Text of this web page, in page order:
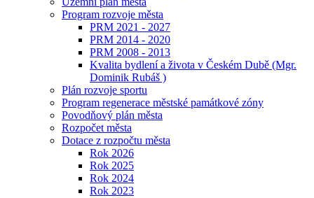
Program rozvoje města
PRM 2021 - 2027
PRM 2014 - 2020
PRM 2008 - 2013
Kvalita bydlení a života v Českém Dubě (Mgr.
Dominik Rubáš )
Plán rozvoje sportu
Program regenerace městské památkové zóny
Povodňový plán města
Rozpočet města
Dotace z rozpočtu města
Rok 2026
Rok 2025
Rok 2024
Rok 2023